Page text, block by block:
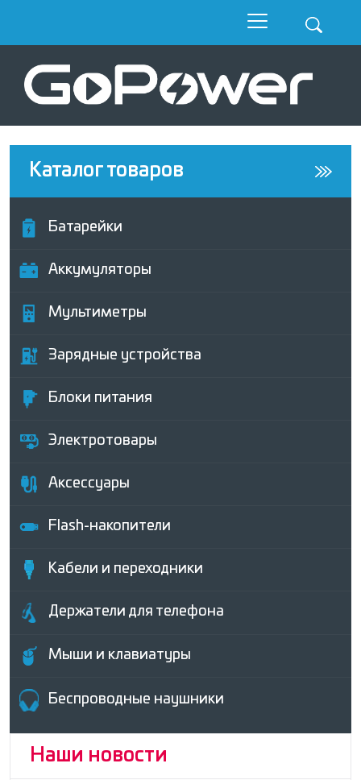
Каталог товаров
Батарейки
Аккумуляторы
Мультиметры
Зарядные устройства
Блоки питания
Электротовары
Аксессуары
Flash-накопители
Кабели и переходники
Держатели для телефона
Мыши и клавиатуры
Беcпроводные наушники
Наши новости